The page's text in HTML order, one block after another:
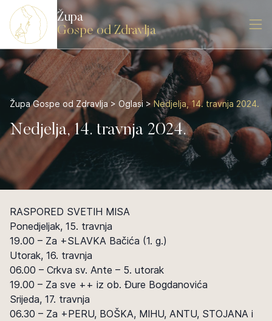
Župa
Gospe od Zdravlja
Župa Gospe od Zdravlja> Oglasi >Nedjelja, 14. travnja 2024.
Nedjelja, 14. travnja 2024.
RASPORED SVETIH MISA
Ponedjeljak, 15. travnja
19.00 – Za +SLAVKA Bačića (1. g.)
Utorak, 16. travnja
06.00 – Crkva sv. Ante – 5. utorak
19.00 – Za sve ++ iz ob. Đure Bogdanovića
Srijeda, 17. travnja
06.30 – Za +PERU, BOŠKA, MIHU, ANTU, STOJANA i